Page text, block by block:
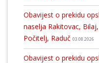
Obavijest o prekidu
naselja Rakitovac,
Počitelj, Raduč 03.08.2026
Obavijest o prekidu